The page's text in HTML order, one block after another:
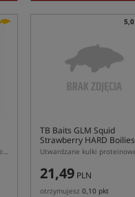
Kulki utwardzone Monster Tiger Nut
5,0
TB Baits GLM Squid
Strawberry HARD Boilies
21,49 PLN
otrzymujesz 0,10 pkt